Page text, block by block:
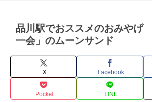
品川駅でおススメのおみやげ
一会」のムーンサンド
X Facebook
Pocket LINE